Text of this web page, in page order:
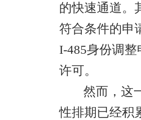
的快速通道。
符合条件的申
I-485身份调
许可。
然而，这
性排期已经积